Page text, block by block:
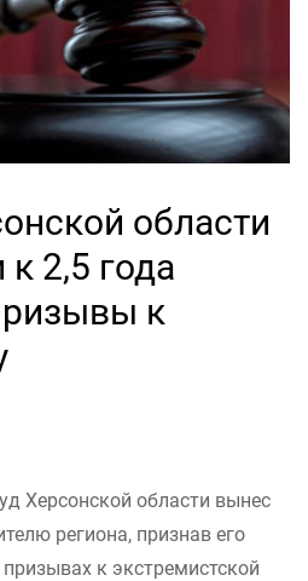
области
2,5 года
к
Херсонской области вынес
региона, признав его
к экстремистской